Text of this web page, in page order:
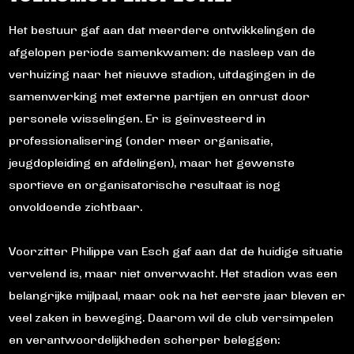
Het bestuur gaf aan dat meerdere ontwikkelingen de
afgelopen periode samenkwamen: de nasleep van de
verhuizing naar het nieuwe stadion, uitdagingen in de
samenwerking met externe partijen en onrust door
personele wisselingen. Er is geïnvesteerd in
professionalisering (onder meer organisatie,
jeugdopleiding en afdelingen), maar het gewenste
sportieve en organisatorische resultaat is nog
onvoldoende zichtbaar.
Voorzitter Philippe van Esch gaf aan dat de huidige situatie
vervelend is, maar niet onverwacht. Het stadion was een
belangrijke mijlpaal, maar ook na het eerste jaar bleven er
veel zaken in beweging. Daarom wil de club versimpelen
en verantwoordelijkheden scherper beleggen: